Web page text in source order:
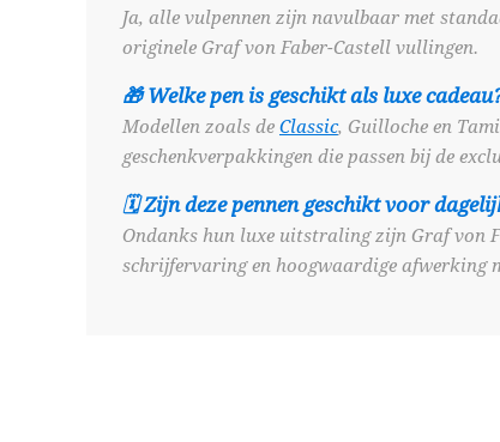
Ja, alle vulpennen zijn navulbaar met
originele Graf von Faber-Castell vullingen.
🎁 Welke pen is geschikt als luxe
Modellen zoals de Classic, Guilloche en
geschenkverpakkingen die passen bij de
🗓️ Zijn deze pennen geschikt voor
Ondanks hun luxe uitstraling zijn Graf von
schrijfervaring en hoogwaardige afwerking